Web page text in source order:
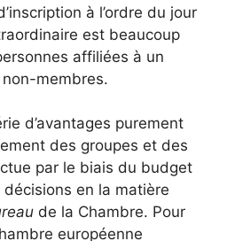
à l’ordre du jour
est beaucoup
affiliées à un
membres.
d’avantages purement
des groupes et des
par le biais du budget
en la matière
de la Chambre. Pour
européenne